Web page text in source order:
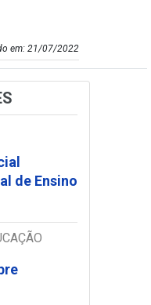
em: 21/07/2022
de Ensino